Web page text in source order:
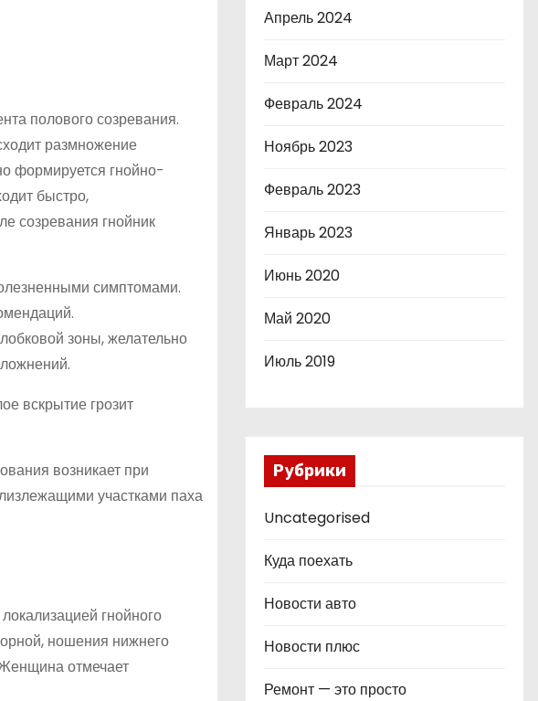
полового созревания.
размножение
формируется гнойно-
быстро,
созревания гнойник
симптомами.
зоны, желательно
вскрытие грозит
возникает при
участками паха
гнойного
ношения нижнего
отмечает
Апрель 2024
Март 2024
Февраль 2024
Ноябрь 2023
Февраль 2023
Январь 2023
Июнь 2020
Май 2020
Июль 2019
Рубрики
Uncategorised
Куда поехать
Новости авто
Новости плюс
Ремонт — это просто